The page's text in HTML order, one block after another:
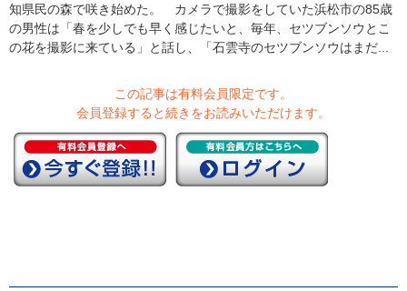
知県民の森で咲き始めた。 カメラで撮影をしていた浜松市の85歳
の男性は「春を少しでも早く感じたいと、毎年、セツブンソウとこ
の花を撮影に来ている」と話し、「石雲寺のセツブンソウはまだ...
この記事は有料会員限定です。
会員登録すると続きをお読みいただけます。